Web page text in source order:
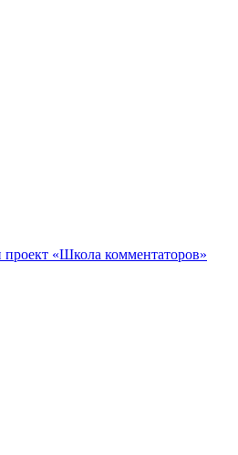
проект «Школа комментаторов»